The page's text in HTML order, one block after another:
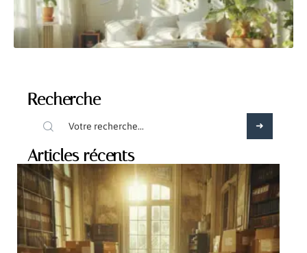
Recherche
Articles récents